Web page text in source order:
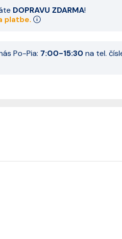
DOPRAVU ZDARMA!
platbe.
Po-Pia: 7:00-15:30 na tel.